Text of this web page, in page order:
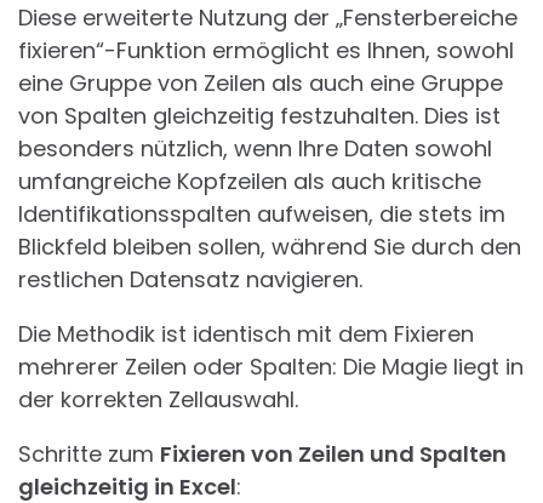
Diese erweiterte Nutzung der „Fensterbereiche
fixieren“-Funktion ermöglicht es Ihnen, sowohl
eine Gruppe von Zeilen als auch eine Gruppe
von Spalten gleichzeitig festzuhalten. Dies ist
besonders nützlich, wenn Ihre Daten sowohl
umfangreiche Kopfzeilen als auch kritische
Identifikationsspalten aufweisen, die stets im
Blickfeld bleiben sollen, während Sie durch den
restlichen Datensatz navigieren.
Die Methodik ist identisch mit dem Fixieren
mehrerer Zeilen oder Spalten: Die Magie liegt in
der korrekten Zellauswahl.
Schritte zum Fixieren von Zeilen und Spalten
gleichzeitig in Excel: